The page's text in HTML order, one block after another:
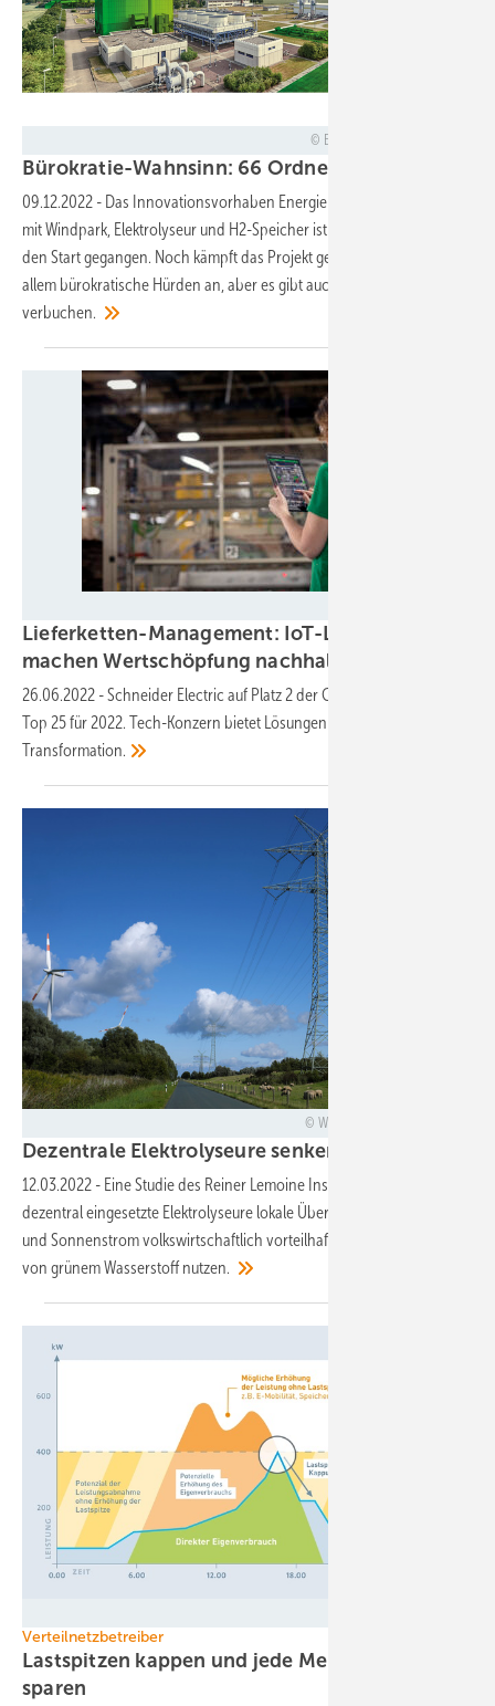
Energiepark Bad Lauchstädt
Bürokratie-Wahnsinn: 66 Ordner für
09.12.2022 - Das Innovationsvorhaben Energiepark Bad Lauchstädt
mit Windpark, Elektrolyseur und H2-Speicher ist vor einem Jahr an
den Start gegangen. Noch kämpft das Projekt gegen zahlreiche vor
allem bürokratische Hürden an, aber es gibt auch Erfolge zu
verbuchen.
Lieferketten-Management: IoT-Lösungen
machen Wertschöpfung nachhaltig
26.06.2022 -Schneider Electric auf Platz 2 der Gartner Supply Chain
Top 25 für 2022. Tech-Konzern bietet Lösungen für die digitale
Transformation.
Westwind - stock.adobe.com
Dezentrale Elektrolyseure senken
12.03.2022 - Eine Studie des Reiner Lemoine Instituts zeigt, wie
dezentral eingesetzte Elektrolyseure lokale Überschüsse aus Wind-
und Sonnenstrom volkswirtschaftlich vorteilhaft für die Produktion
von grünem Wasserstoffnutzen.
Verteilnetzbetreiber
Lastspitzen kappen und jede Menge Geld
sparen